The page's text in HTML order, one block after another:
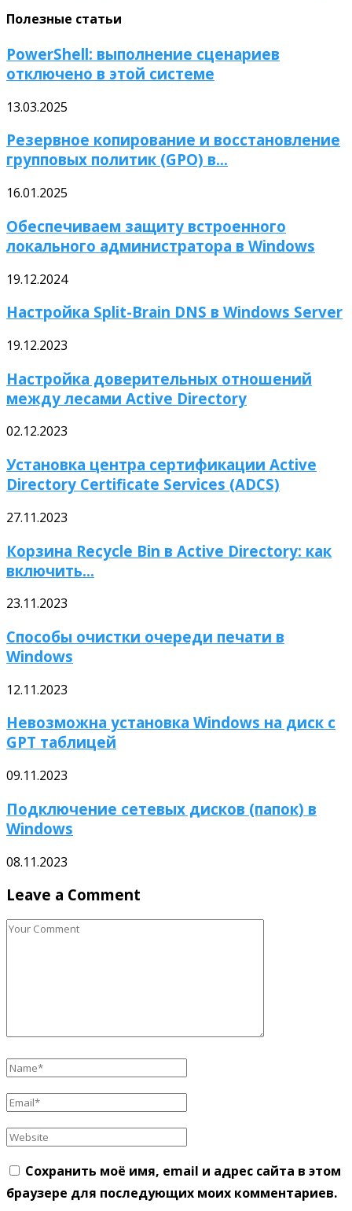
Полезные статьи
PowerShell: выполнение сценариев
отключено в этой системе
13.03.2025
Резервное копирование и восстановление
групповых политик (GPO) в...
16.01.2025
Обеспечиваем защиту встроенного
локального администратора в Windows
19.12.2024
Настройка Split-Brain DNS в Windows Server
19.12.2023
Настройка доверительных отношений
между лесами Active Directory
02.12.2023
Установка центра сертификации Active
Directory Certificate Services (ADCS)
27.11.2023
Корзина Recycle Bin в Active Directory: как
включить...
23.11.2023
Способы очистки очереди печати в
Windows
12.11.2023
Невозможна установка Windows на диск с
GPT таблицей
09.11.2023
Подключение сетевых дисков (папок) в
Windows
08.11.2023
Leave a Comment
Сохранить моё имя, email и адрес сайта в этом
браузере для последующих моих комментариев.